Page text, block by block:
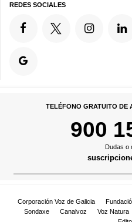
REDES SOCIALES
TELÉFONO GRATUITO DE
900
Dudas o
Corporación Voz de Galicia
Sondaxe
Canalvoz Voz Natura